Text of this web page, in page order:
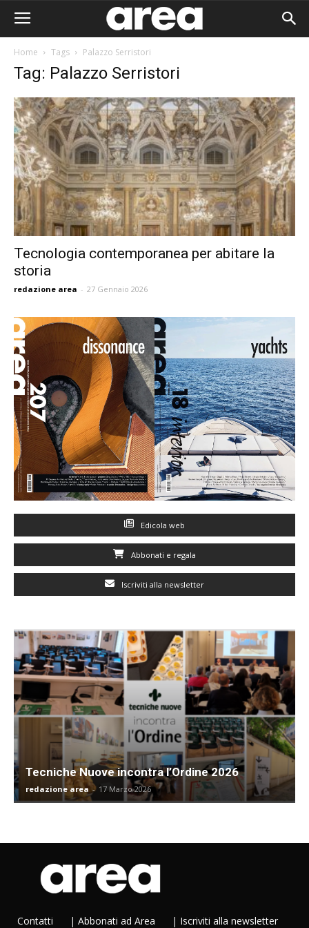
Home Tags Palazzo Serristori
Tag: Palazzo Serristori
Tecnologia contemporanea per abitare la
storia
redazione area - 27 Gennaio 2026
Edicola web
Abbonati e regala
Iscriviti alla newsletter
Tecniche Nuove incontra l’Ordine 2026
redazione area - 17 Marzo 2026
Contatti | Abbonati ad Area | Iscriviti alla newsletter